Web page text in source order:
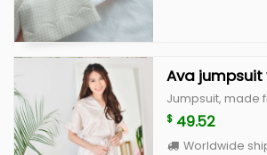
Ava
$ 49.52
Worldwide